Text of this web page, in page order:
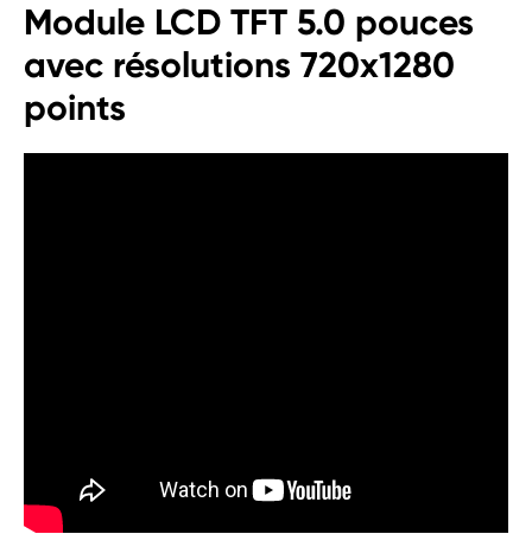
Module LCD TFT 5.0 pouces
avec résolutions 720x1280
points